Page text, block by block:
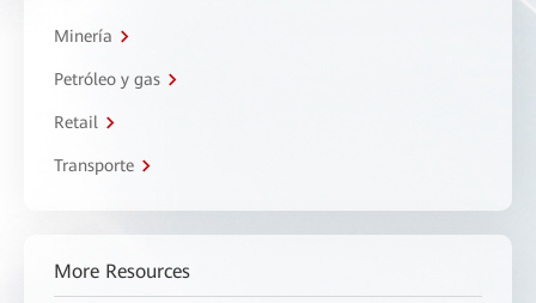
Minería
Petróleo y gas
Retail
Transporte
More Resources